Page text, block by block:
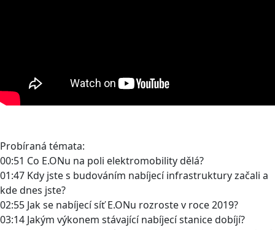
Probíraná témata:
00:51 Co E.ONu na poli elektromobility dělá?
01:47 Kdy jste s budováním nabíjecí infrastruktury začali a
kde dnes jste?
02:55 Jak se nabíjecí síť E.ONu rozroste v roce 2019?
03:14 Jakým výkonem stávající nabíjecí stanice dobíjí?